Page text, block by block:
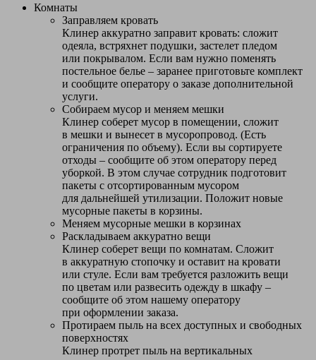
Комнаты
Заправляем кровать
Клинер аккуратно заправит кровать: сложит
одеяла, встряхнет подушки, застелет пледом
или покрывалом. Если вам нужно поменять
постельное белье – заранее приготовьте комплект
и сообщите оператору о заказе дополнительной
услуги.
Собираем мусор и меняем мешки
Клинер соберет мусор в помещении, сложит
в мешки и вынесет в мусоропровод. (Есть
ограничения по объему). Если вы сортируете
отходы – сообщите об этом оператору перед
уборкой. В этом случае сотрудник подготовит
пакеты с отсортированным мусором
для дальнейшей утилизации. Положит новые
мусорные пакеты в корзины.
Меняем мусорные мешки в корзинах
Раскладываем аккуратно вещи
Клинер соберет вещи по комнатам. Сложит
в аккуратную стопочку и оставит на кровати
или стуле. Если вам требуется разложить вещи
по цветам или развесить одежду в шкафу –
сообщите об этом нашему оператору
при оформлении заказа.
Протираем пыль на всех доступных и свободных
поверхностях
Клинер протрет пыль на вертикальных